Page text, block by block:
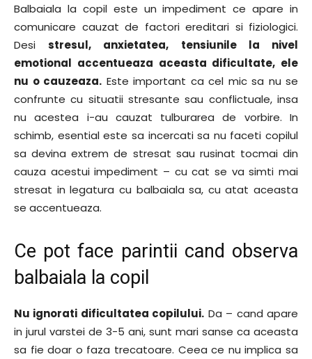
Balbaiala la copil este un impediment ce apare in
comunicare cauzat de factori ereditari si fiziologici.
Desistresul, anxietatea, tensiunile la nivel
emotional accentueaza aceasta dificultate, ele
nu o cauzeaza. Este important ca cel mic sa nu se
confrunte cu situatii stresante sau conflictuale, insa
nu acestea i-au cauzat tulburarea de vorbire. In
schimb, esential este sa incercati sa nu faceti copilul
sa devina extrem de stresat sau rusinat tocmai din
cauza acestui impediment – cu cat se va simti mai
stresat in legatura cu balbaiala sa, cu atat aceasta
se accentueaza.
Ce pot face parintii cand observa
balbaiala la copil
Nu ignorati dificultatea copilului. Da – cand apare
in jurul varstei de 3-5 ani, sunt mari sanse ca aceasta
sa fie doar o faza trecatoare. Ceea ce nu implica sa